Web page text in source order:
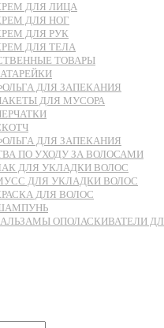
ДЛЯ ЛИЦА
ДЛЯ НОГ
ДЛЯ РУК
ДЛЯ ТЕЛА
ТОВАРЫ
ДЛЯ ЗАПЕКАНИЯ
ДЛЯ МУСОРА
ДЛЯ ЗАПЕКАНИЯ
ПО УХОДУ ЗА ВОЛОСАМИ
ДЛЯ УКЛАДКИ ВОЛОС
ДЛЯ УКЛАДКИ ВОЛОС
ДЛЯ ВОЛОС
ОПОЛАСКИВАТЕЛИ